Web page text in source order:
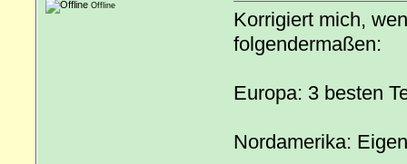
Offline
Korrigiert mich,
folgendermaßen:
Europa: 3 besten
Nordamerika: